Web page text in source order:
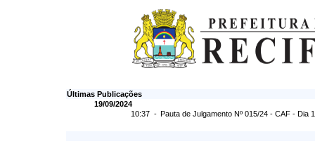
Últimas Publicações
19/09/2024
10:37 - Pauta de Julgamento Nº 015/24 - CAF - Dia